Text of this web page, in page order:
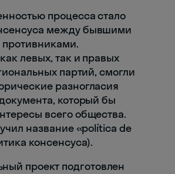
процесса стало
между бывшими
левых, так и правых
партий, смогли
разногласия
который бы
всего общества.
название «política de
консенсуса).
проект подготовлен